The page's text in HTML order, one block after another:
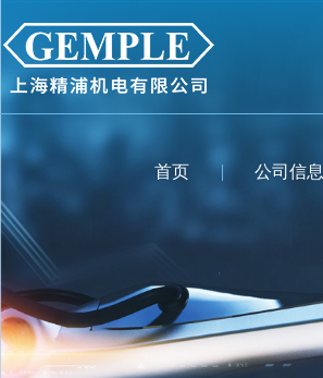
首页 公司信息